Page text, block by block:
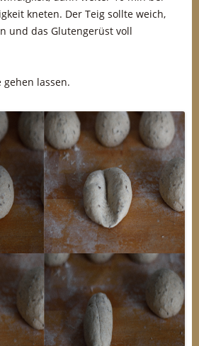
kneten. Der Teig sollte weich,
und das Glutengerüst voll
gehen lassen.